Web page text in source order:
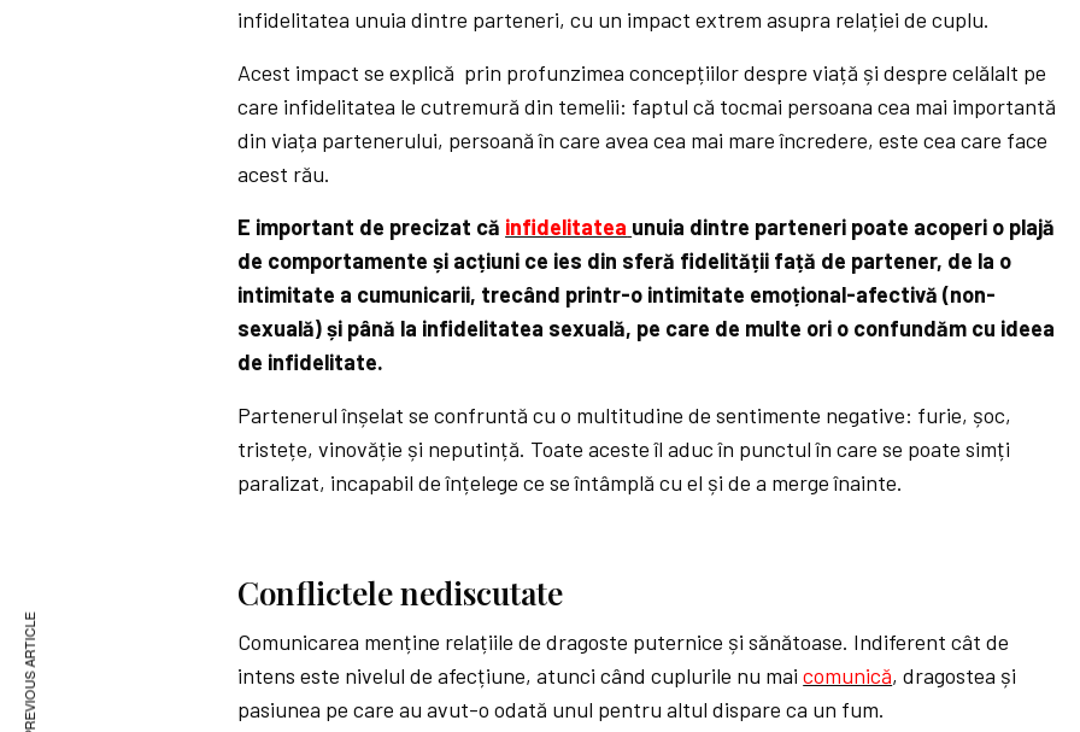
infidelitatea unuia dintre parteneri, cu un impact extrem asupra relației de cuplu.
Acest impact se explică prin profunzimea concepțiilor despre viață și despre celălalt pe
care infidelitatea le cutremură din temelii: faptul că tocmai persoana cea mai importantă
din viața partenerului, persoană în care avea cea mai mare încredere, este cea care face
acest rău.
E important de precizat că infidelitatea unuia dintre parteneri poate acoperi o plajă
de comportamente și acțiuni ce ies din sferă fidelității față de partener, de la o
intimitate a cumunicarii, trecând printr-o intimitate emoțional-afectivă (non-
sexuală) și până la infidelitatea sexuală, pe care de multe ori o confundăm cu ideea
de infidelitate.
Partenerul înșelat se confruntă cu o multitudine de sentimente negative: furie, șoc,
tristețe, vinovăție și neputință. Toate aceste îl aduc în punctul în care se poate simți
paralizat, incapabil de înțelege ce se întâmplă cu el și de a merge înainte.
Conflictele nediscutate
Comunicarea menține relațiile de dragoste puternice și sănătoase. Indiferent cât de
intens este nivelul de afecțiune, atunci când cuplurile nu maicomunică, dragostea și
pasiunea pe care au avut-o odată unul pentru altul dispare ca un fum.
PREVIOUS ARTICLE